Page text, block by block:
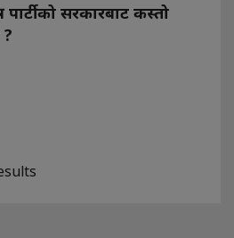
पार्टीको सरकारबाट कस्तो